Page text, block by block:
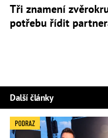
Tři znamení
potřebu řídit
Další články
PODRAZ